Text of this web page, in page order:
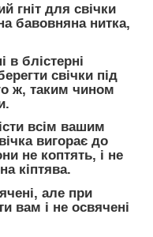
гніт для свічки
бавовняна нитка,
в блістерні
свічки під
ж, таким чином
всім вашим
вигорає до
не коптять, і не
кіптява.
але при
вам і не освячені